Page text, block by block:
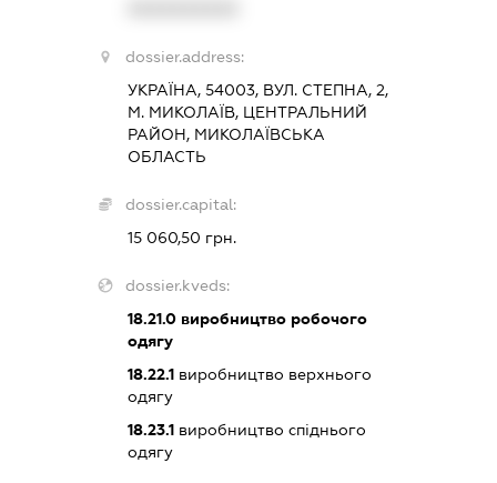
dossier.address:
УКРАЇНА, 54003, ВУЛ. СТЕПНА, 2,
М. МИКОЛАЇВ, ЦЕНТРАЛЬНИЙ
РАЙОН, МИКОЛАЇВСЬКА
ОБЛАСТЬ
dossier.capital:
15 060,50 грн.
dossier.kveds:
18.21.0виробництво робочого
одягу
18.22.1виробництво верхнього
одягу
18.23.1виробництво спіднього
одягу